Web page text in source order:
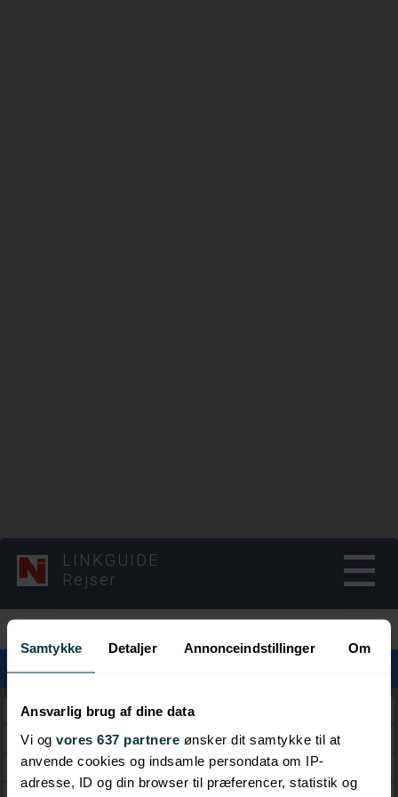
Samtykke Detaljer Annonceindstillinger Om
Ansvarlig brug af dine data
Vi og vores 637 partnere ønsker dit samtykke til at
anvende cookies og indsamle persondata om IP-
adresse, ID og din browser til præferencer, statistik og
LINKGUIDE
Rejser
Trysil
Geilo
Oppdal
Lillehammer